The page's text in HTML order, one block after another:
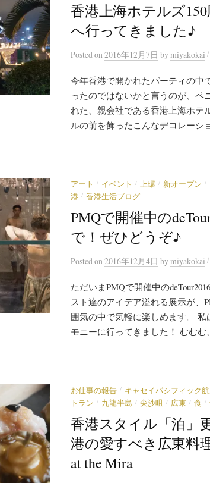
香港上海ホテルズ
へ行ってきました♪
Posted on 2016年12月7日 by miyakokai /
今年香港で開かれたパーティの中
ったのではないかと言うのが、ペ
れた、親会社である香港上海ホテ
ルの前を飾ったこんなデコレーシ
アート / イベント / 上環 / 新オープン /
港 / 香港生活ブログ
PMQで開催中の
で！ぜひどうぞ♪
Posted on 2016年12月4日 by miyakokai /
ただいまPMQで開催中の
スト達のアイデア溢れる展示が、
囲気の中で気軽に楽しめます。
モニーに行ってきました！ むむむ
お仕事の報告 / キャセイパシフィック
トラン / 九龍半島 / 尖沙咀 / 広東 / 食 /
香港スタイル「泊」
港の愛すべき広東料
at the Mira